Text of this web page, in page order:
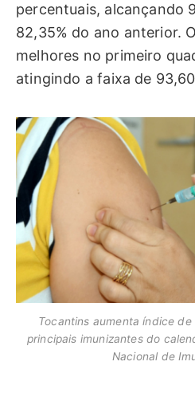
percentuais, alcançando
82,35% do ano anterior.
melhores no primeiro
atingindo a faixa de
Tocantins aumenta índice de
principais imunizantes do
Nacional de